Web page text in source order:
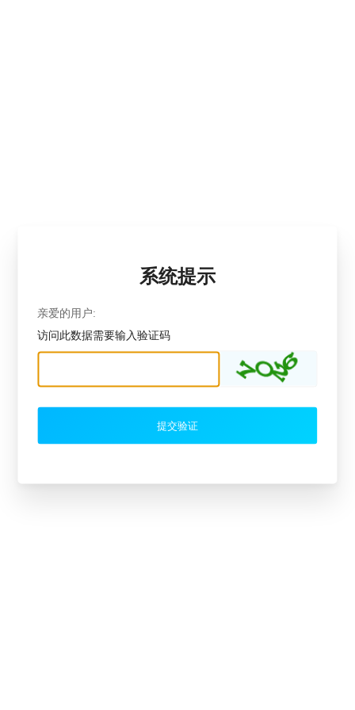
系统提示
亲爱的用户:
访问此数据需要输入验证码